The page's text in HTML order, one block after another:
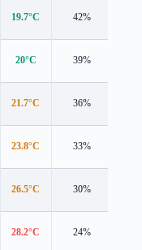
19.7°C 42%
20°C 39%
21.7°C 36%
23.8°C 33%
26.5°C 30%
28.2°C 24%